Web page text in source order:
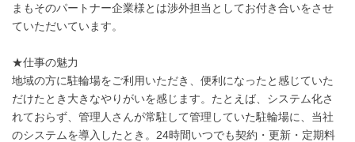
まもそのパートナー企業様とは渉外担当としてお付き合いをさせ
ていただいています。
★仕事の魅力
地域の方に駐輪場をご利用いただき、便利になったと感じていた
だけたとき大きなやりがいを感じます。たとえば、システム化さ
れておらず、管理人さんが常駐して管理していた駐輪場に、当社
のシステムを導入したとき。24時間いつでも契約・更新・定期料